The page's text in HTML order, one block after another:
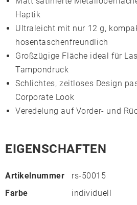
Haptik
Ultraleicht mit nur 12 g,
hosentaschenfreundlich
Großzügige Fläche ideal für
Tampondruck
Schlichtes, zeitloses Design
Corporate Look
Veredelung auf Vorder- und
EIGENSCHAFTEN
Artikelnummer
rs-50015
Farbe
individuell